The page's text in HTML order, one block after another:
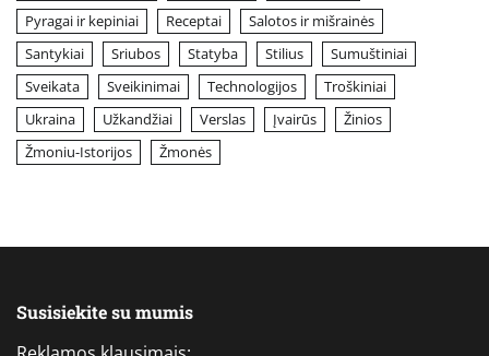
Pyragai ir kepiniai
Receptai
Salotos ir mišrainės
Santykiai
Sriubos Statyba Stilius
Sumuštiniai
Sveikata
Sveikinimai Technologijos
Troškiniai
Ukraina
Užkandžiai Verslas Įvairūs
Žinios
Žmoniu-Istorijos
Žmonės
Susisiekite su mumis